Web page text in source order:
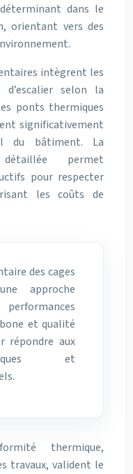
dans le
orientant vers des
intègrent les
selon la
ponts thermiques
significativement
du bâtiment. La
permet
pour respecter
les coûts de
des cages
approche
et qualité
répondre aux
et
thermique,
travaux, valident le